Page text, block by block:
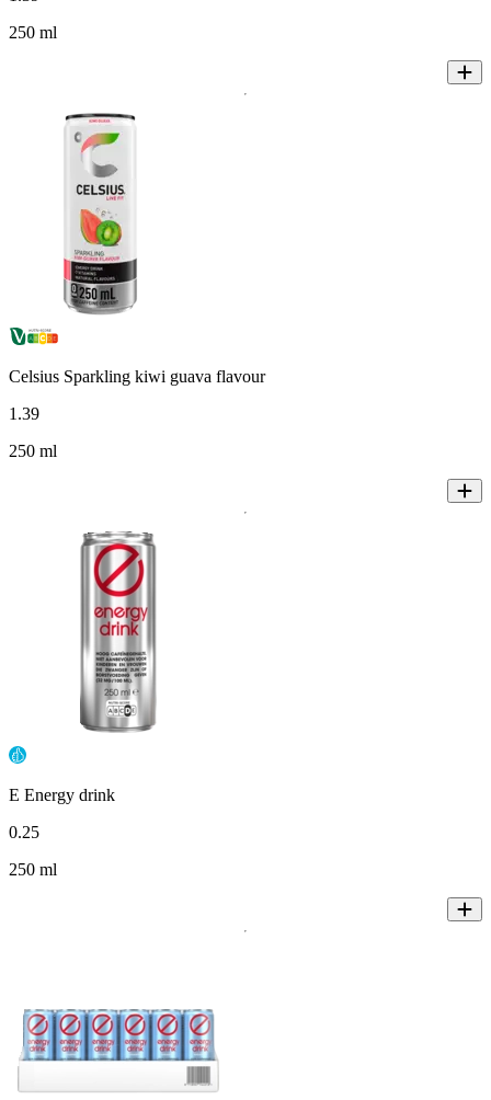
250 ml
Celsius Sparkling kiwi guava flavour
1 .39
250 ml
E Energy drink
0.25
250 ml